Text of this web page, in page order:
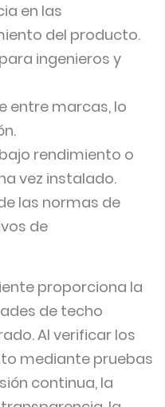
en las
del producto.
ingenieros y
entre marcas, lo
rendimiento o
vez instalado.
las normas de
de
proporciona la
de techo
Al verificar los
mediante pruebas
continua, la